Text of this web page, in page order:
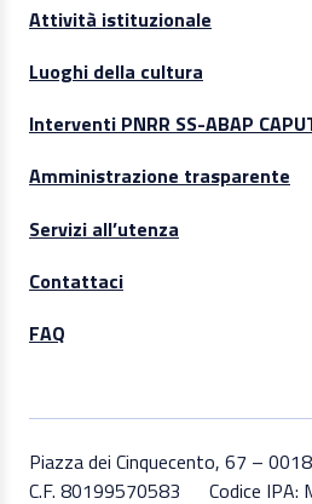
Attività istituzionale
Luoghi della cultura
Interventi PNRR SS-ABAP
Amministrazione trasparente
Servizi all’utenza
Contattaci
FAQ
Piazza dei Cinquecento, 67 –
C.F. 80199570583
Codice IPA: